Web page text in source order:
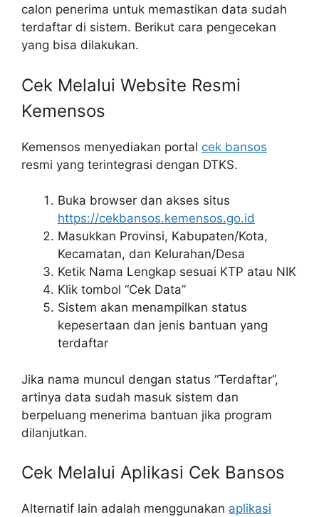
calon penerima untuk memastikan data sudah
terdaftar di sistem. Berikut cara pengecekan
yang bisa dilakukan.
Cek Melalui Website Resmi
Kemensos
Kemensos menyediakan portal cek bansos
resmi yang terintegrasi dengan DTKS.
Buka browser dan akses situs
https://cekbansos.kemensos.go.id
Masukkan Provinsi, Kabupaten/Kota,
Kecamatan, dan Kelurahan/Desa
Ketik Nama Lengkap sesuai KTP atau NIK
Klik tombol “Cek Data”
Sistem akan menampilkan status
kepesertaan dan jenis bantuan yang
terdaftar
Jika nama muncul dengan status “Terdaftar”,
artinya data sudah masuk sistem dan
berpeluang menerima bantuan jika program
dilanjutkan.
Cek Melalui Aplikasi Cek Bansos
Alternatif lain adalah menggunakan aplikasi